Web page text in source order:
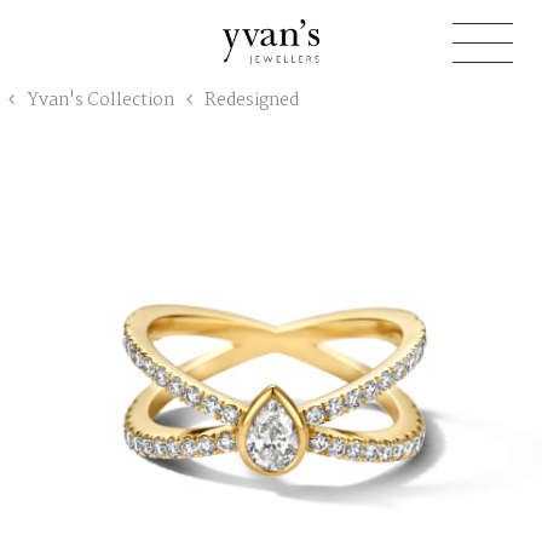
Jewellers
Yvan's Collection Redesigned